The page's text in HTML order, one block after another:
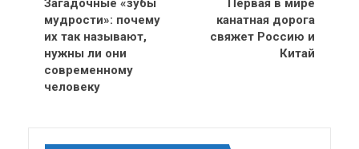
Загадочные «зубы
мудрости»: почему
их так называют,
нужны ли они
современному
человеку
Первая в мире
канатная дорога
свяжет Россию и
Китай